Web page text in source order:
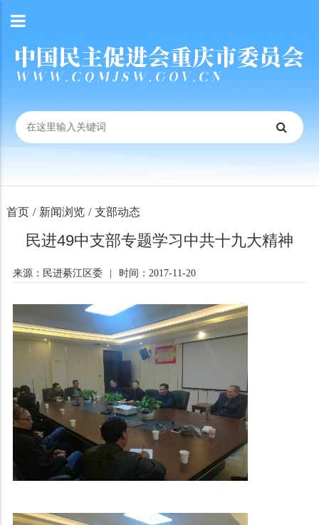
首页 / 新闻浏览 / 支部动态
民进49中支部专题学习中共十九大精神
来源：民进綦江区委 时间：2017-11-20